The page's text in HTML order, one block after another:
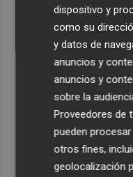
dispositivo y
como su
y datos de
anuncios y
anuncios y
sobre la
Proveedores de
pueden
otros fines,
geolocalización